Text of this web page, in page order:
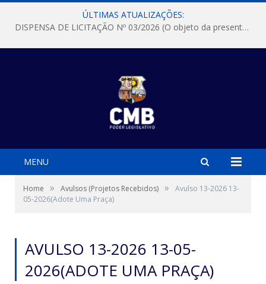
ÚLTIMAS ATUALIZAÇÕES:
DISPENSA DE LICITAÇÃO Nº 03/2026 (O objeto da presente dispensa é a escolha da proposta mais vantajosa para a aquisição, de aparelhos de ar condicionado, tipo Split, com material de instalação e fogão industrial, conforme condições, quantidades e exigências estabelecidas no termo de referencia e neste aviso de contratação direta e seus anexos)
MENU
Home » Avulsos (Projetos Recebidos) »
Avulso 13-2026 13-
05-2026(Adote Uma Praça)
AVULSO 13-2026 13-05-
2026(ADOTE UMA PRAÇA)